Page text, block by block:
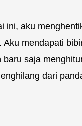
ini, aku
Aku mendapati
baru saja
dari